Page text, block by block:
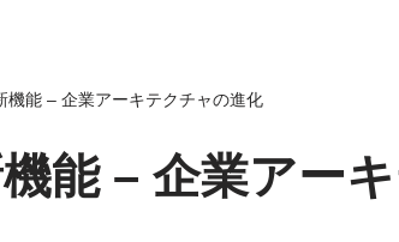
機能 – 企業アーキテクチャの進化
能 – 企業アー